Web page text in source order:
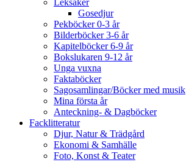
Leksaker
Gosedjur
Pekböcker 0-3 år
Bilderböcker 3-6 år
Kapitelböcker 6-9 år
Bokslukaren 9-12 år
Unga vuxna
Faktaböcker
Sagosamlingar/Böcker med musik
Mina första år
Anteckning- & Dagböcker
Facklitteratur
Djur, Natur & Trädgård
Ekonomi & Samhälle
Foto, Konst & Teater